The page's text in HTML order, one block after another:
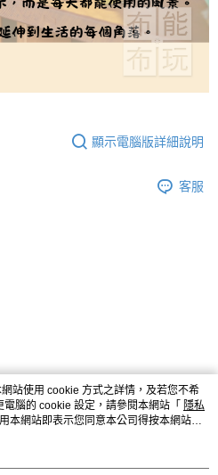
顯示電腦版詳細說明
客服
站使用 cookie 方式之詳情，及若您不希
腦的 cookie 設定，請參閱本網站「 隱私
本網站即表示您同意本公司得按本網站使